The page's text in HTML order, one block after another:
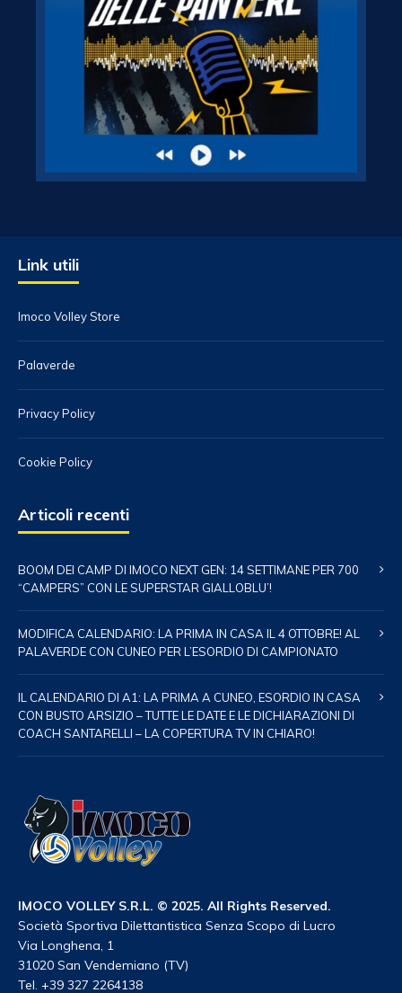
Link utili
Imoco Volley Store
Palaverde
Privacy Policy
Cookie Policy
Articoli recenti
BOOM DEI CAMP DI IMOCO NEXT GEN: 14 SETTIMANE PER 700
“CAMPERS” CON LE SUPERSTAR GIALLOBLU’!
MODIFICA CALENDARIO: LA PRIMA IN CASA IL 4 OTTOBRE! AL
PALAVERDE CON CUNEO PER L’ESORDIO DI CAMPIONATO
IL CALENDARIO DI A1: LA PRIMA A CUNEO, ESORDIO IN CASA
CON BUSTO ARSIZIO – TUTTE LE DATE E LE DICHIARAZIONI DI
COACH SANTARELLI – LA COPERTURA TV IN CHIARO!
IMOCO VOLLEY S.R.L. © 2025. All Rights Reserved.
Società Sportiva Dilettantistica Senza Scopo di Lucro
Via Longhena, 1
31020 San Vendemiano (TV)
Tel. +39 327 2264138